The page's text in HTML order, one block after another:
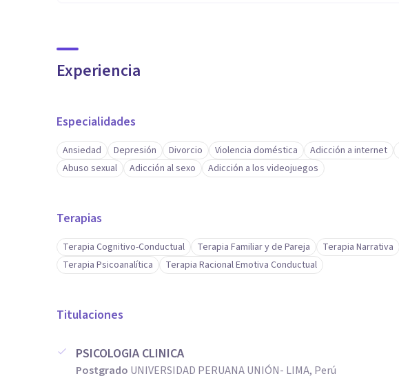
Experiencia
Especialidades
Ansiedad Depresión Divorcio Violencia doméstica Adicción a internet
Abuso sexual
Adicción al sexo Adicción a los videojuegos
Terapias
Terapia Cognitivo-Conductual Terapia Familiar y de Pareja Terapia Narrativa
Terapia Psicoanalítica
Terapia Racional Emotiva Conductual
Titulaciones
PSICOLOGIA CLINICA
Postgrado UNIVERSIDAD PERUANA UNIÓN- LIMA, Perú